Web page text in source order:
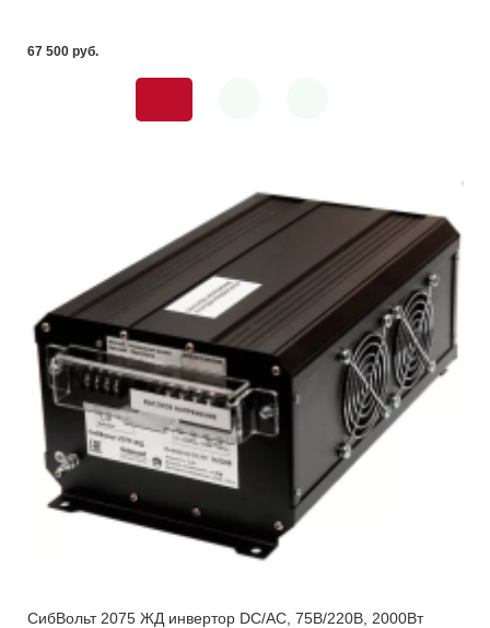
67 500 pуб.
СибВольт 2075 ЖД инвертор DC/AC, 75В/220В, 2000Вт